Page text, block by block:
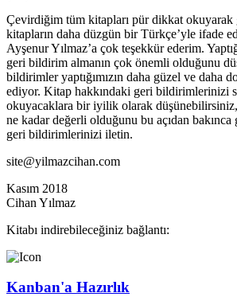
Çevirdiğim tüm kitapları pür dikkat
kitapların daha düzgün bir Türkçe’yle ifade
Ayşenur Yılmaz’a çok teşekkür ederim.
geri bildirim almanın çok önemli olduğunu
bildirimler yaptığımızın daha güzel ve daha
ediyor. Kitap hakkındaki geri bildirimlerinizi
okuyacaklara bir iyilik olarak
ne kadar değerli olduğunu bu açıdan
geri bildirimlerinizi iletin.
site@yilmazcihan.com
Kasım 2018
Cihan Yılmaz
Kitabı indirebileceğiniz bağlantı:
Kanban'a Hazırlık